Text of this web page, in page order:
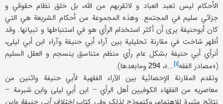
الأحکام لیس تعبد العباد و لاتقربهم من الله، بل خلق نظام حقوقي و
جزائي سلیم في المجتمع. وهذه المجموعة من أحکام الشریعة هي التي
کان أبوحنیفة یری أن أکثر استخدام الرأي هو في استنباطها و تبیانها. وقد
أظهر شاخت في مقارنة تحلیلیة بین آراء أبي حنیفة وآراء ابن أبي لیلی،
أنرأي أبي حنیفة بشکل عام رأي منظم متناسق ینسجم و العقل السلیم
(«مصادر الفقه[۱] ...»، 294 ومابعدها).
وتقدم المقارنة الإحصائیة بین الآراء الفقهیة لأبي حنیفة واثنین من
معاصریه من الفقهاء الکوفیین أهل الرأي – ابن أبي لیلی وابن شبرمة –